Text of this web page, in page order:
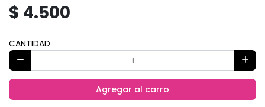
$ 4.500
CANTIDAD
Agregar al carro